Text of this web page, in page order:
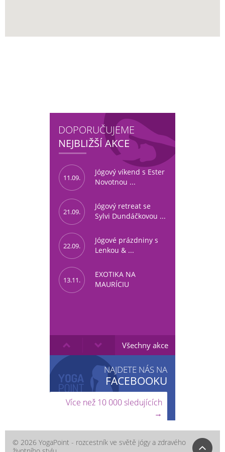
DOPORUČUJEME
NEJBLIŽŠÍ AKCE
11.09.
Jógový víkend s Ester
Novotnou ...
21.09.
Jógový retreat se
Sylvi Dundáčkovou ...
22.09.
Jógové prázdniny s
Lenkou & ...
13.11.
EXOTIKA NA
MAURÍCIU
Všechny akce
NAJDETE NÁS NA
FACEBOOKU
Více než 10 000 sledujících
→
© 2026 YogaPoint - rozcestník ve světě jógy a zdravého